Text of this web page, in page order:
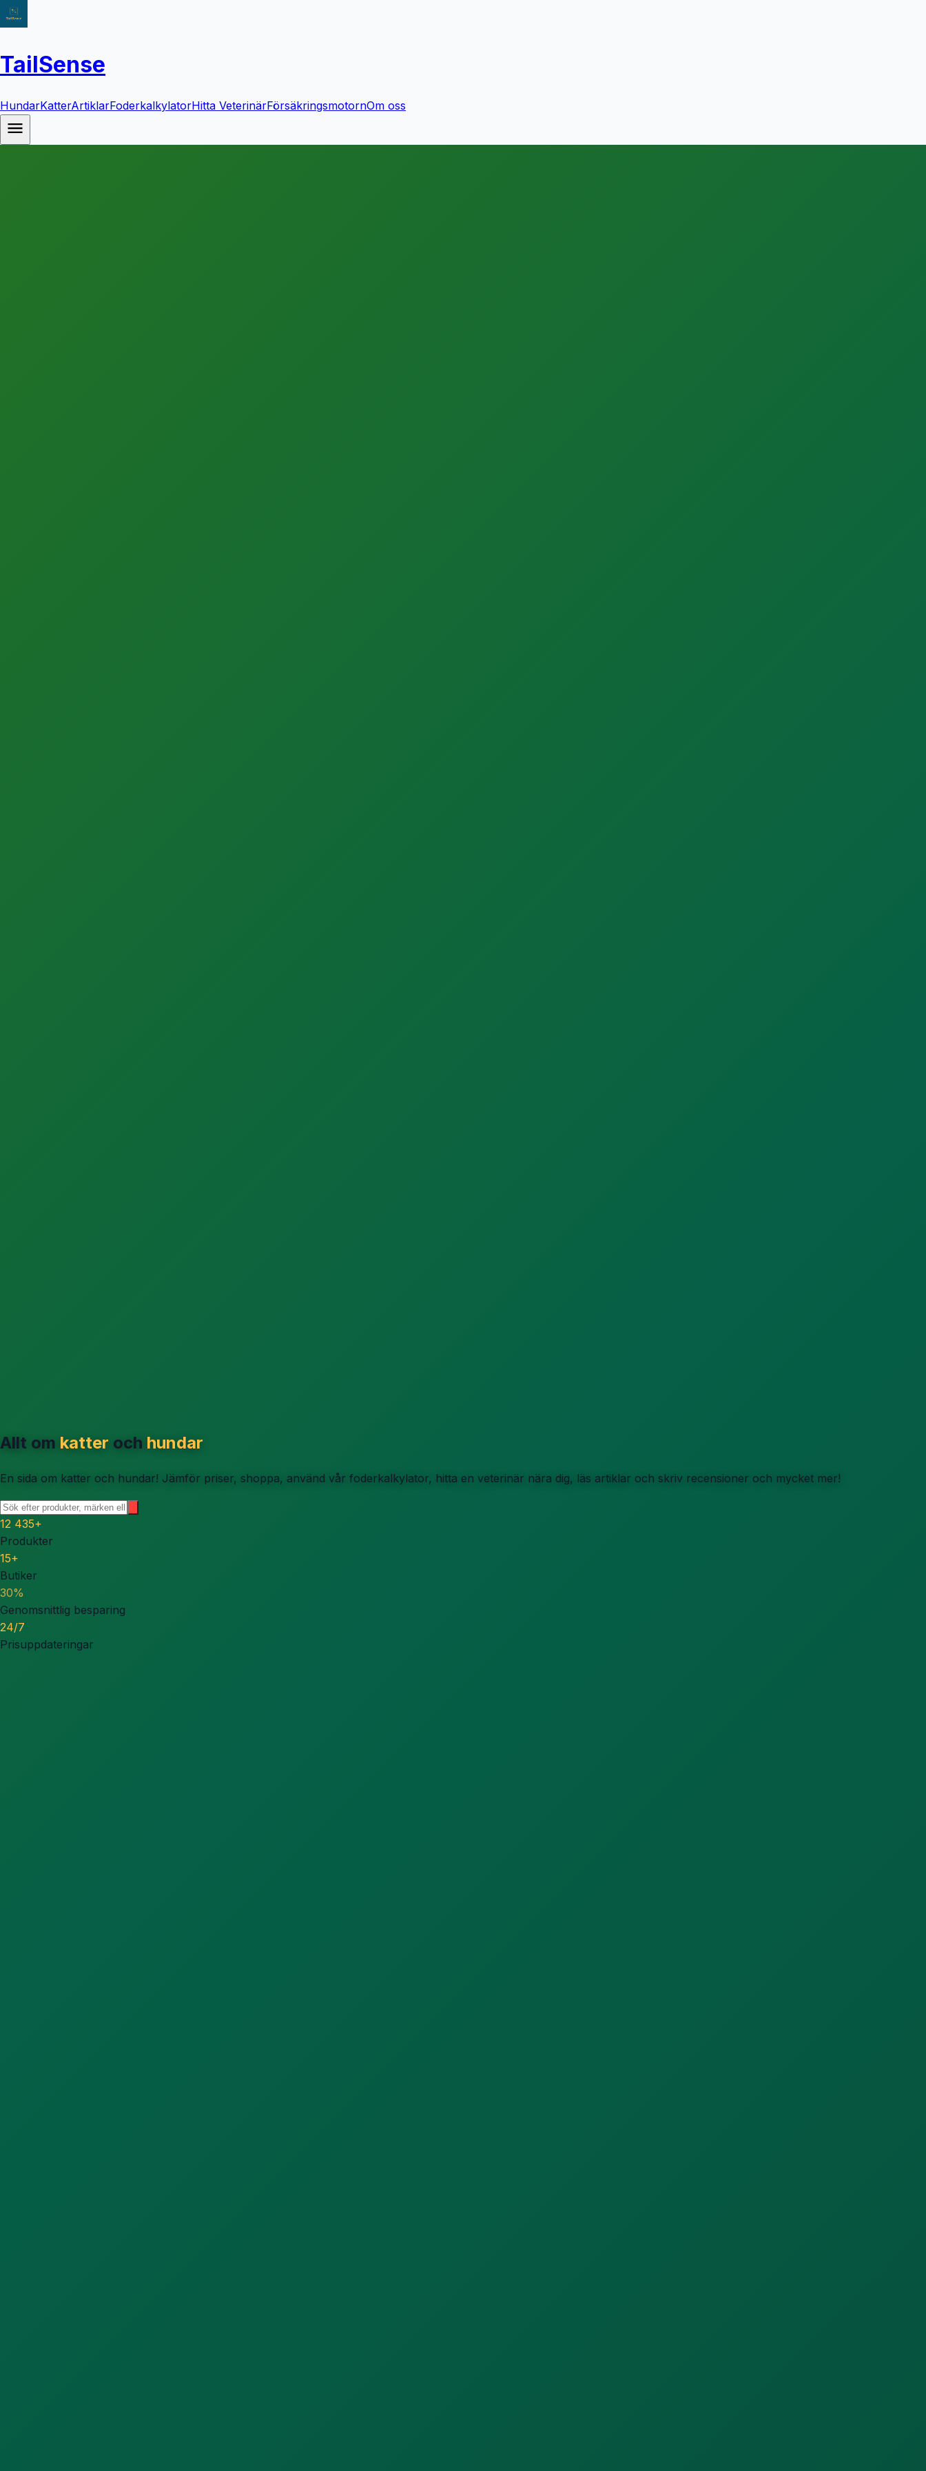
TailSense
HundarKatterArtiklarFoderkalkylatorHitta VeterinärFörsäkringsmotornOm oss
Allt om katter och hundar
En sida om katter och hundar! Jämför priser, shoppa, använd vår foderkalkylator, hitta en veterinär nära dig, läs artiklar och skriv recensioner och mycket mer!
12 435+
Produkter
15+
Butiker
30%
Genomsnittlig besparing
24/7
Prisuppdateringar